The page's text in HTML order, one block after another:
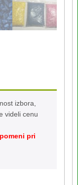
izbora,
videli cenu
pri